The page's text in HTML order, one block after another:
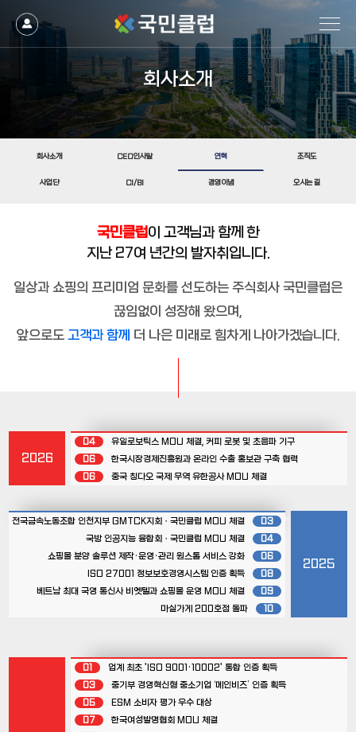
회사소개
회사소개 CEO인사말 연혁 조직도
사업단 CI/BI 경영이념 오시는 길
국민클럽이 고객님과 함께 한
지난 27여 년간의 발자취입니다.
일상과 쇼핑의 프리미엄 문화를 선도하는 주식회사 국민클럽은
끊임없이 성장해 왔으며,
앞으로도 고객과 함께 더 나은 미래로 힘차게 나아가겠습니다.
2026
04
유일로보틱스 MOU 체결, 커피 로봇 및 초음파 기구
06
한국시장경제진흥원과 온라인 수출 홍보관 구축 협력
06
중국 칭다오 국제 무역 유한공사 MOU 체결
전국금속노동조합 인천지부 GMTCK지회ㆍ국민클럽 MOU 체결
03
국방 인공지능 융합회ㆍ국민클럽 MOU 체결
04
쇼핑몰 분양 솔루션 제작·운영·관리 원스톱 서비스 강화
06
ISO 27001 정보보호경영시스템 인증 획득
08
베트남 최대 국영 통신사 비엣텔과 쇼핑몰 운영 MOU 체결
09
마실가게 200호점 돌파
10
2025
01
업계 최초 'ISO 9001·10002' 통합 인증 획득
03
중기부 경영혁신형 중소기업 ‘메인비즈’ 인증 획득
05
ESM 소비자 평가 우수 대상
07
한국여성발명협회 MOU 체결